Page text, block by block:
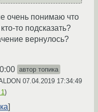
очень понимаю что
то подсказать?
вернулось?
автор топика
07.04.2019 17:34:49
)